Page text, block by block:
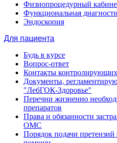
Физиопроцедурный
Функциональная
Эндоскопия
Для пациента
Будь в курсе
Вопрос-ответ
Контакты
Документы,
"ЛебГОК-Здоровье"
Перечни жизненно
препаратов
Права и обязанности
ОМС
Порядок подачи претензий